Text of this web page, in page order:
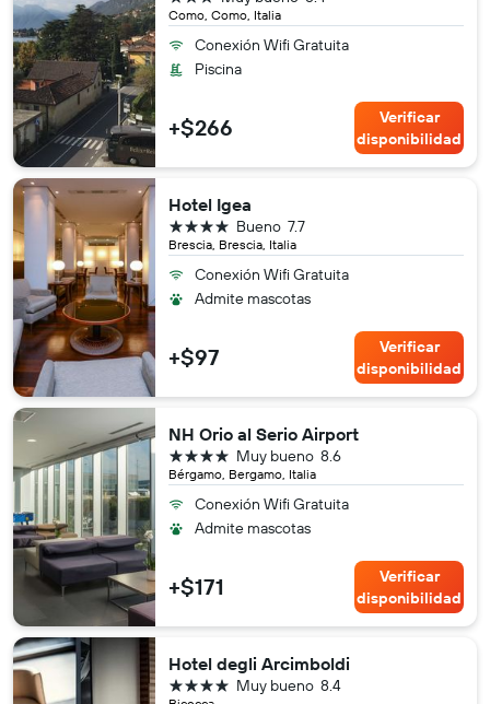
Como, Como, Italia
Conexión Wifi Gratuita
Piscina
+$266
Verificar
disponibilidad
Hotel Igea
Brescia, Brescia, Italia
7.7
Bueno
4 estrellas
Conexión Wifi Gratuita
Admite mascotas
+$97
Verificar
disponibilidad
NH Orio al Serio Airport
Bérgamo, Bergamo, Italia
8.6
Muy bueno
4 estrellas
Conexión Wifi Gratuita
Admite mascotas
+$171
Verificar
disponibilidad
Hotel degli Arcimboldi
8.4
Muy bueno
4 estrellas